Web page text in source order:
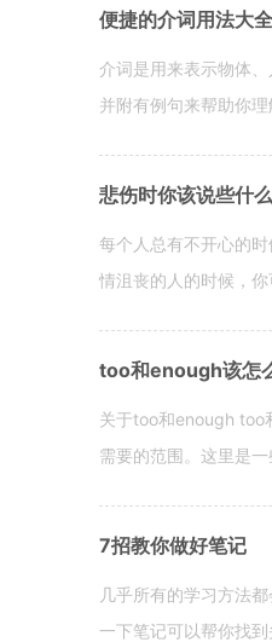
便捷的介词用法大全
介词是用来表示物体
并附有例句来帮助你
悲伤时你该说些什么
每个人总有不开心的
情沮丧的人的时候，
too和enough该怎
关于too和enough too
需要的范围。这里是
7招教你做好笔记
几乎所有的学习方法
一下笔记可以帮你找到